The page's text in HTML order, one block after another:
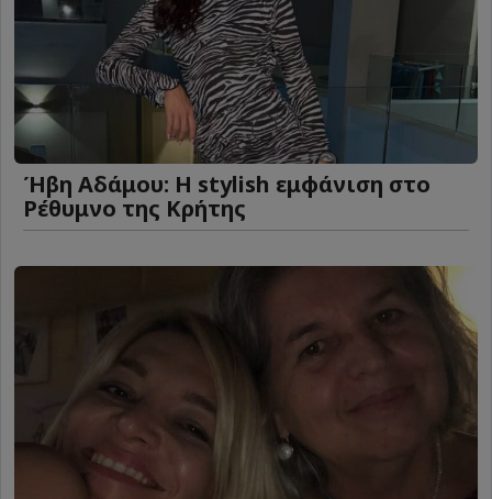
Ήβη Αδάμου: Η stylish εμφάνιση στο
Ρέθυμνο της Κρήτης